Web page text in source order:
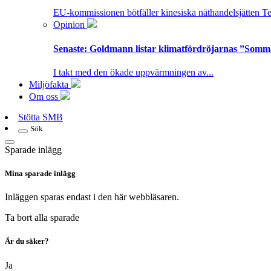
EU-kommissionen bötfäller kinesiska näthandelsjätten
Opinion
Senaste: Goldmann listar klimatfördröjarnas
I takt med den ökade uppvärmningen av...
Miljöfakta
Om oss
Stötta SMB
Sök
Sparade inlägg
Mina sparade inlägg
Inläggen sparas endast i den här webbläsaren.
Ta bort alla sparade
Är du säker?
Ja